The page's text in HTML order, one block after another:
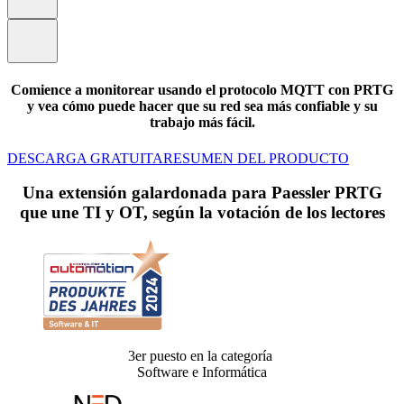
Comience a monitorear usando el protocolo MQTT con PRTG
y vea cómo puede hacer que su red sea más confiable y su
trabajo más fácil.
DESCARGA GRATUITARESUMEN DEL PRODUCTO
Una extensión galardonada para Paessler PRTG
que une TI y OT, según la votación de los lectores
3er puesto en la categoría
Software e Informática